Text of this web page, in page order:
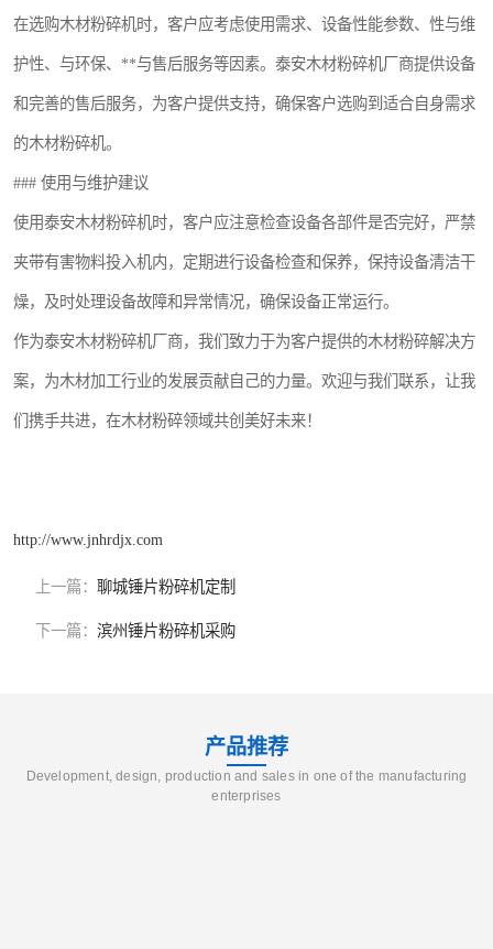
在选购木材粉碎机时，客户应考虑使用需求、设备性能参数、性与维
护性、与环保、**与售后服务等因素。泰安木材粉碎机厂商提供设备
和完善的售后服务，为客户提供支持，确保客户选购到适合自身需求
的木材粉碎机。
### 使用与维护建议
使用泰安木材粉碎机时，客户应注意检查设备各部件是否完好，严禁
夹带有害物料投入机内，定期进行设备检查和保养，保持设备清洁干
燥，及时处理设备故障和异常情况，确保设备正常运行。
作为泰安木材粉碎机厂商，我们致力于为客户提供的木材粉碎解决方
案，为木材加工行业的发展贡献自己的力量。欢迎与我们联系，让我
们携手共进，在木材粉碎领域共创美好未来！
http://www.jnhrdjx.com
上一篇： 聊城锤片粉碎机定制
下一篇： 滨州锤片粉碎机采购
产品推荐
Development, design, production and sales in one of the manufacturing
enterprises